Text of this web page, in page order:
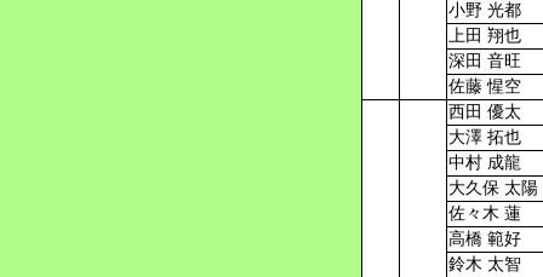
小野 光都
上田 翔也
深田 音旺
佐藤 惺空
西田 優太
大澤 拓也
中村 成龍
大久保 太陽
佐々木 蓮
高橋 範好
鈴木 太智